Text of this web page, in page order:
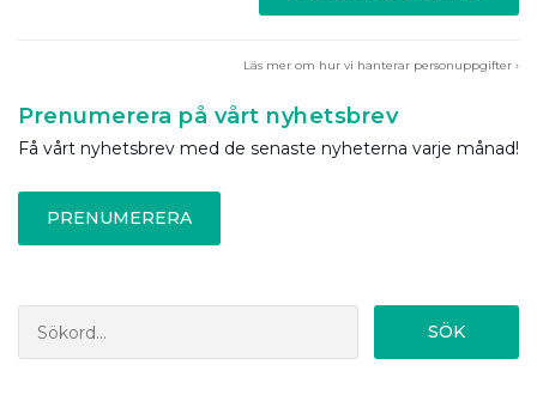
Läs mer om hur vi hanterar personuppgifter ›
Prenumerera på vårt nyhetsbrev
Få vårt nyhetsbrev med de senaste nyheterna varje månad!
PRENUMERERA
SÖK